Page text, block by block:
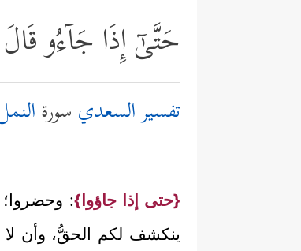
حَتَّىٰۤ إِذَا جَاۤءُو قَالَ
تفسير السعدي سورة
{حتى إذا جاؤوا}:
ينكشف لكم الحقُّ، وأن لا